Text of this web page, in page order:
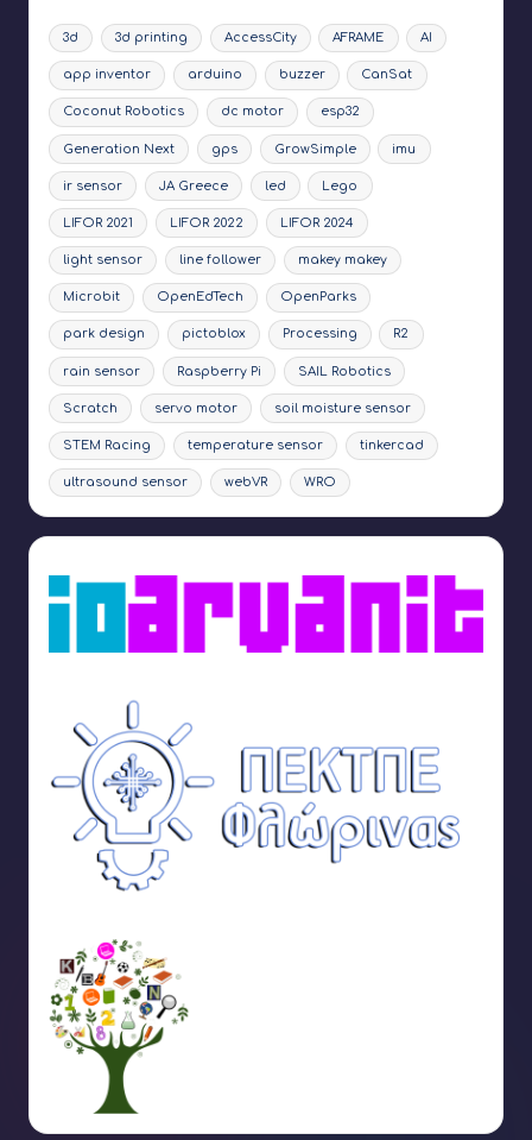
3d 3d printing AccessCity AFRAME AI
app inventor arduino buzzer CanSat
Coconut Robotics dc motor esp32
Generation Next gps GrowSimple imu
ir sensor JA Greece led Lego
LIFOR 2021 LIFOR 2022 LIFOR 2024
light sensor line follower makey makey
Microbit OpenEdTech OpenParks
park design pictoblox Processing R2
rain sensor Raspberry Pi SAIL Robotics
Scratch servo motor soil moisture sensor
STEM Racing temperature sensor tinkercad
ultrasound sensor webVR WRO